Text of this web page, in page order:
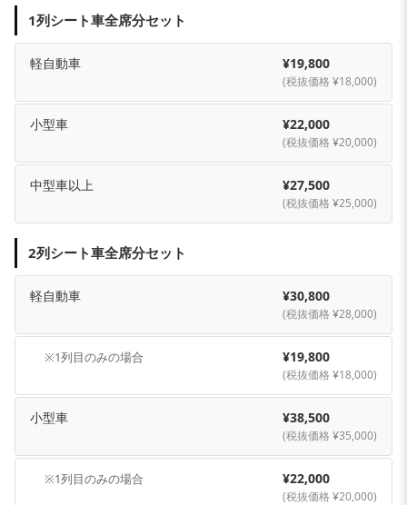
1列シート車全席分セット
軽自動車 ¥19,800
(税抜価格 ¥18,000)
小型車 ¥22,000
(税抜価格 ¥20,000)
中型車以上 ¥27,500
(税抜価格 ¥25,000)
2列シート車全席分セット
軽自動車 ¥30,800
(税抜価格 ¥28,000)
※1列目のみの場合 ¥19,800
(税抜価格 ¥18,000)
小型車 ¥38,500
(税抜価格 ¥35,000)
※1列目のみの場合 ¥22,000
(税抜価格 ¥20,000)